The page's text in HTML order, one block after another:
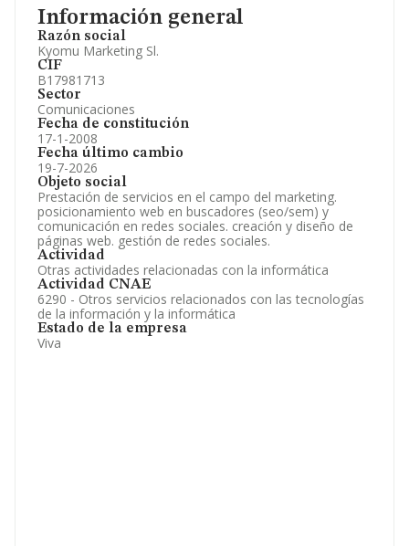
Información general
Razón social
Kyomu Marketing Sl.
CIF
B17981713
Sector
Comunicaciones
Fecha de constitución
17-1-2008
Fecha último cambio
19-7-2026
Objeto social
Prestación de servicios en el campo del marketing.
posicionamiento web en buscadores (seo/sem) y
comunicación en redes sociales. creación y diseño de
páginas web. gestión de redes sociales.
Actividad
Otras actividades relacionadas con la informática
Actividad CNAE
6290 - Otros servicios relacionados con las tecnologías
de la información y la informática
Estado de la empresa
Viva
Información oficial y registral complementaria.